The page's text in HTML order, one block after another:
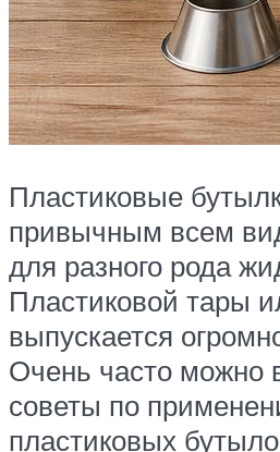
Пластиковые
привычным всем
для разного рода
Пластиковой тары
выпускается
Очень часто можно
советы по
пластиковых